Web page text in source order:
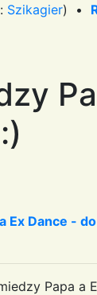
Szikagier) •
Ex Dance -
Papa a